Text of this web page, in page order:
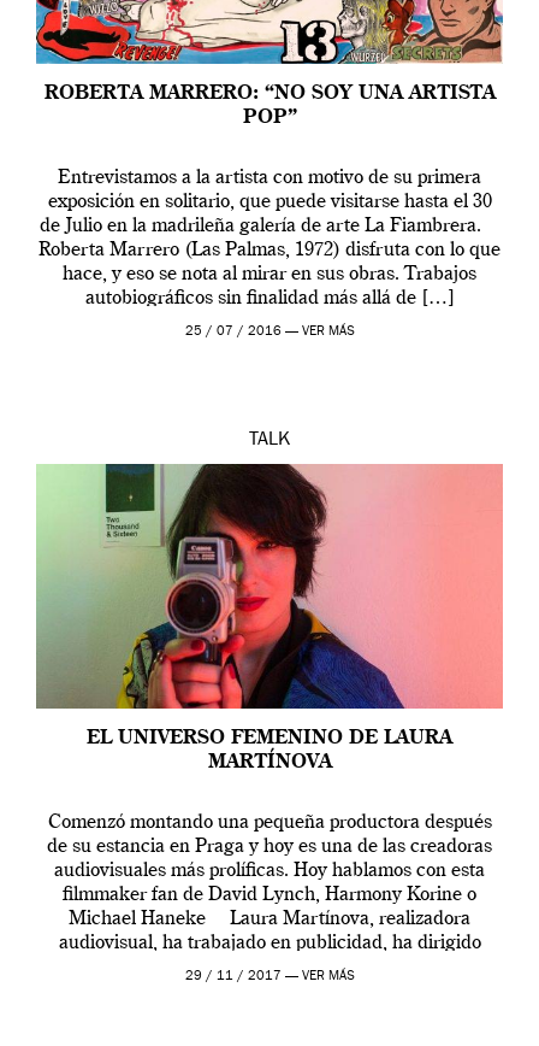
ROBERTA MARRERO: “NO SOY UNA ARTISTA
POP”
Entrevistamos a la artista con motivo de su primera
exposición en solitario, que puede visitarse hasta el 30
de Julio en la madrileña galería de arte La Fiambrera.
Roberta Marrero (Las Palmas, 1972) disfruta con lo que
hace, y eso se nota al mirar en sus obras. Trabajos
autobiográficos sin finalidad más allá de […]
25 / 07 / 2016 — VER MÁS
TALK
EL UNIVERSO FEMENINO DE LAURA
MARTÍNOVA
Comenzó montando una pequeña productora después
de su estancia en Praga y hoy es una de las creadoras
audiovisuales más prolíficas. Hoy hablamos con esta
filmmaker fan de David Lynch, Harmony Korine o
Michael Haneke Laura Martínova, realizadora
audiovisual, ha trabajado en publicidad, ha dirigido
videoclips y fashion films y ha colaborado con […]
29 / 11 / 2017 — VER MÁS